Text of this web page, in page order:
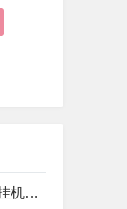
腾讯最新火龙漫剧矩阵挂机项目，全自动刷视频看广告单号5+金额无限放大【挂机脚本+使用教程】